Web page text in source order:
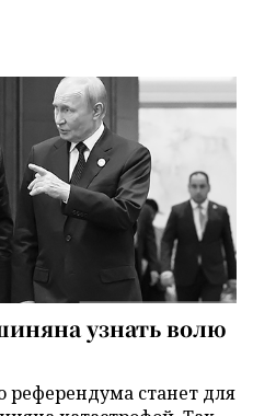
узнать волю
референдума станет для